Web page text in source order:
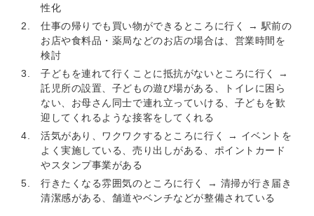
性化
仕事の帰りでも買い物ができるところに行く → 駅前の
お店や食料品・薬局などのお店の場合は、営業時間を
検討
子どもを連れて行くことに抵抗がないところに行く →
託児所の設置、子どもの遊び場がある、トイレに困ら
ない、お母さん同士で連れ立っていける、子どもを歓
迎してくれるような接客をしてくれる
活気があり、ワクワクするところに行く → イベントを
よく実施している、売り出しがある、ポイントカード
やスタンプ事業がある
行きたくなる雰囲気のところに行く → 清掃が行き届き
清潔感がある、舗道やベンチなどが整備されている